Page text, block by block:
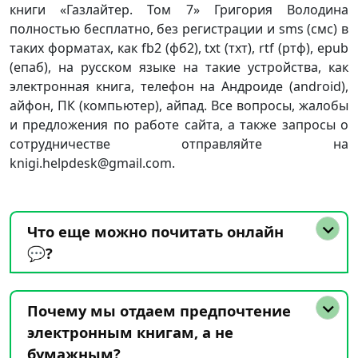
книги «Газлайтер. Том 7» Григория Володина
полностью бесплатно, без регистрации и sms (смс) в
таких форматах, как fb2 (фб2), txt (тхт), rtf (ртф), epub
(епаб), на русском языке на такие устройства, как
электронная книга, телефон на Андроиде (android),
айфон, ПК (компьютер), айпад. Все вопросы, жалобы
и предложения по работе сайта, а также запросы о
сотрудничестве отправляйте на
knigi.helpdesk@gmail.com.
Что еще можно почитать онлайн
💬?
Почему мы отдаем предпочтение
электронным книгам, а не
бумажным?